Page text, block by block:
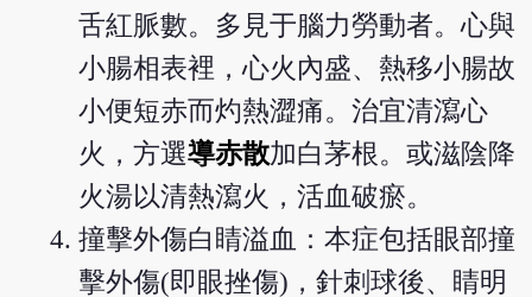
舌紅脈數。多見于腦力勞動者。心與
小腸相表裡，心火內盛、熱移小腸故
小便短赤而灼熱澀痛。治宜清瀉心
火，方選導赤散加白茅根。或滋陰降
火湯以清熱瀉火，活血破瘀。
撞擊外傷白睛溢血：本症包括眼部撞
擊外傷(即眼挫傷)，針刺球後、睛明